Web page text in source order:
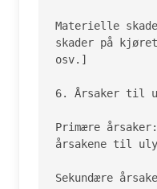
Materielle
skader på
osv.]
6. Årsaker til
Primære
årsakene til
Sekundære